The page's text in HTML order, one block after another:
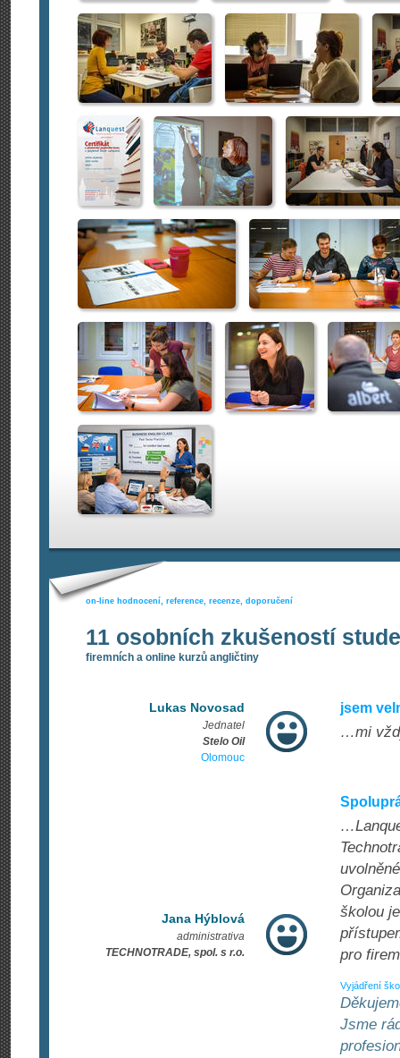
on-line hodnocení, reference, recenze, doporučení
11 osobních zkušeností
firemních a online kurzů angličtiny
Lukas Novosad
Jednatel
Stelo Oil
Olomouc
jsem
…mi
Jana Hýblová
administrativa
TECHNOTRADE, spol. s r.o.
školou
pro
Vyjádření
Jsme